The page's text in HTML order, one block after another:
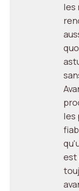
les
les
est